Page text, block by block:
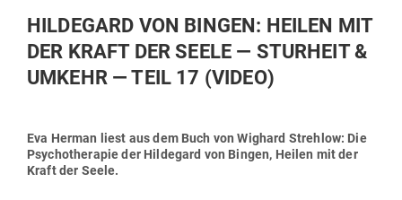
HIL­DEGARD VON BINGEN: HEILEN MIT
DER KRAFT DER SEELE — STURHEIT &
UMKEHR — TEIL 17 (VIDEO)
Eva Herman liest aus dem Buch von Wighard Strehlow: Die
Psy­cho­the­rapie der Hil­degard von Bingen, Heilen mit der
Kraft der Seele.